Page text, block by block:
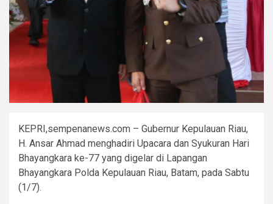
KEPRI,sempenanews.com – Gubernur Kepulauan Riau,
H. Ansar Ahmad menghadiri Upacara dan Syukuran Hari
Bhayangkara ke-77 yang digelar di Lapangan
Bhayangkara Polda Kepulauan Riau, Batam, pada Sabtu
(1/7).